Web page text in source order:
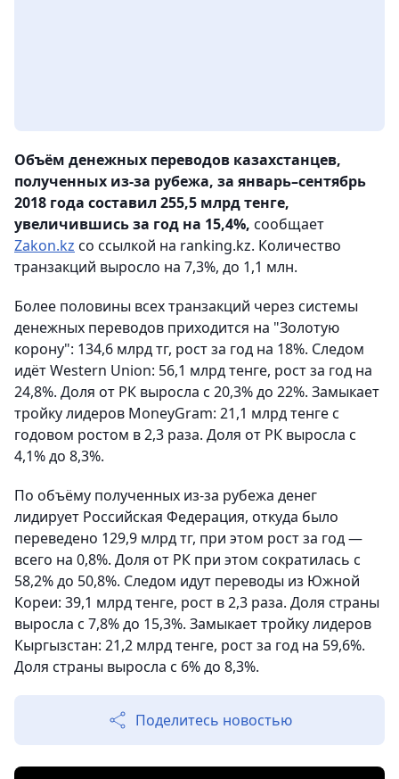
Объём денежных переводов казахстанцев,
полученных из-за рубежа, за январь–сентябрь
2018 года составил 255,5 млрд тенге,
увеличившись за год на 15,4%, сообщает
Zakon.kz со ссылкой на ranking.kz. Количество
транзакций выросло на 7,3%, до 1,1 млн.
Более половины всех транзакций через системы
денежных переводов приходится на "Золотую
корону": 134,6 млрд тг, рост за год на 18%. Следом
идёт Western Union: 56,1 млрд тенге, рост за год на
24,8%. Доля от РК выросла с 20,3% до 22%. Замыкает
тройку лидеров MoneyGram: 21,1 млрд тенге с
годовом ростом в 2,3 раза. Доля от РК выросла с
4,1% до 8,3%.
По объёму полученных из-за рубежа денег
лидирует Российская Федерация, откуда было
переведено 129,9 млрд тг, при этом рост за год —
всего на 0,8%. Доля от РК при этом сократилась с
58,2% до 50,8%. Следом идут переводы из Южной
Кореи: 39,1 млрд тенге, рост в 2,3 раза. Доля страны
выросла с 7,8% до 15,3%. Замыкает тройку лидеров
Кыргызстан: 21,2 млрд тенге, рост за год на 59,6%.
Доля страны выросла с 6% до 8,3%.
Поделитесь новостью